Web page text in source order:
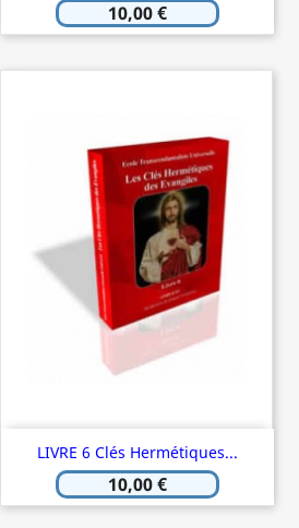
10,00 €
LIVRE 6 Clés Hermétiques...
10,00 €